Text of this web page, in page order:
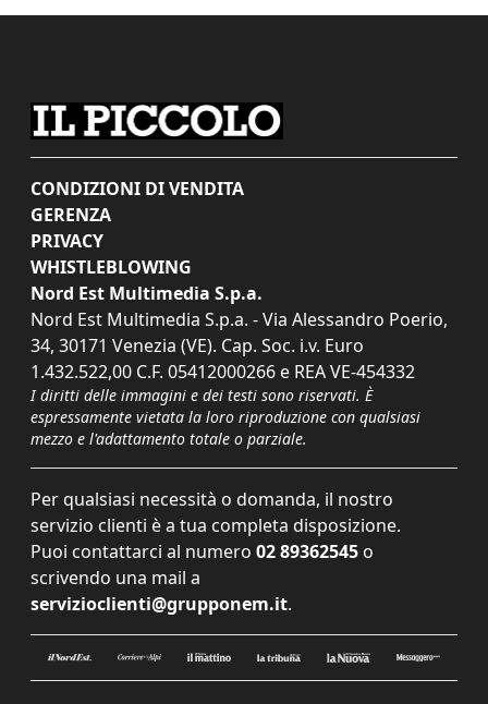
CONDIZIONI DI VENDITA
GERENZA
PRIVACY
WHISTLEBLOWING
Nord Est Multimedia S.p.a.
Nord Est Multimedia S.p.a. - Via Alessandro Poerio,
34, 30171 Venezia (VE). Cap. Soc. i.v. Euro
1.432.522,00 C.F. 05412000266 e REA VE-454332
I diritti delle immagini e dei testi sono riservati. È
espressamente vietata la loro riproduzione con qualsiasi
mezzo e l'adattamento totale o parziale.
Per qualsiasi necessità o domanda, il nostro
servizio clienti è a tua completa disposizione.
Puoi contattarci al numero 02 89362545 o
scrivendo una mail a
servizioclienti@grupponem.it.